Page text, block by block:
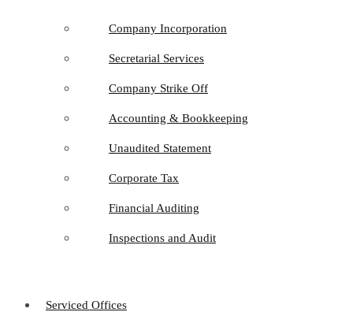
Company Incorporation
Secretarial Services
Company Strike Off
Accounting & Bookkeeping
Unaudited Statement
Corporate Tax
Financial Auditing
Inspections and Audit
Serviced Offices